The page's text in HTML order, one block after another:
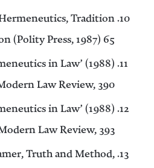
Tradition
(Polity Press, 1987) 65.
in Law’ (1988)
Law Review, 390.
in Law’ (1988)
Law Review, 393.
Truth and Method,